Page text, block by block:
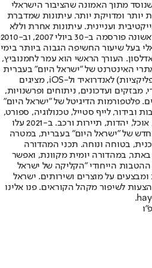
מתוך האמונה שהציבור הישראלי
יותר ומדויקת יותר. עיתונות שמדברת
ועניינית. עיתונות אחרת וללא
תשלום. המהדורה המודפסת הראשונה פורסמה ב-30 ביולי 2007, וב-2010
בעל שיעור החשיפה הגבוה ביותר בימי
העורך הראשי הוא עמר לחמנוביץ,
האינטרנט של "ישראל היום" בעברית
ובאנגלית, כמו כן היישומונים (אפליקציות) לאנדרואיד ול-iOS, מציגים
מבזקים ועדכונים, ניתוחים ופרשנויות,
פלטפורמות הדיגיטל של "ישראל היום"
ובידור, לייף סטייל, טכנולוגיה, ספורט,
כלכלה וצרכנות, בריאות, חיילים, אוכל, יהדות, תיירות ורכב. ב-2021 עלו
של "ישראל היום" בעברית, במטרה
בטוחה ונוחה. תכני המהדורה
במהדורה יומית מקוונת, ואפשר
ההטבות הייחודי "הקליקה של ישראל
על מוצרים ושירותים. ישראל
לשיפור מקהל הקוראים. פנו אלינו